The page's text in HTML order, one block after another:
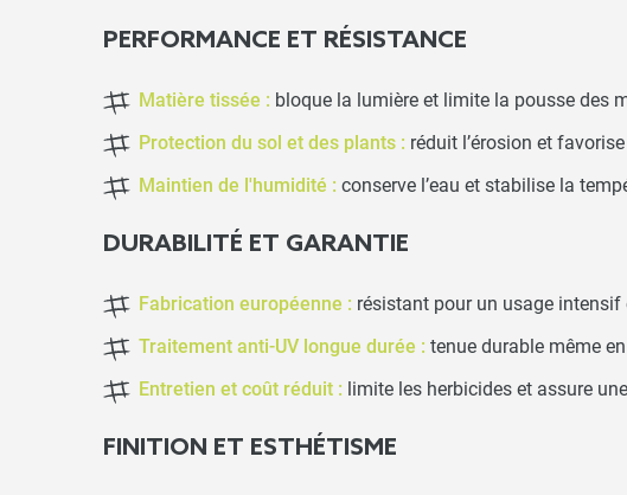
PERFORMANCE ET RÉSISTANCE
Matière tissée : bloque la lumière et limite la pousse des
Protection du sol et des plants : réduit l’érosion et
Maintien de l'humidité : conserve l’eau et stabilise la
DURABILITÉ ET GARANTIE
Fabrication européenne : résistant pour un usage
Traitement anti-UV longue durée : tenue durable même
Entretien et coût réduit : limite les herbicides et assure
FINITION ET ESTHÉTISME